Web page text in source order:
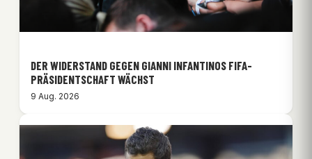
DER WIDERSTAND GEGEN GIANNI INFANTINOS FIFA-
PRÄSIDENTSCHAFT WÄCHST
9 Aug. 2026